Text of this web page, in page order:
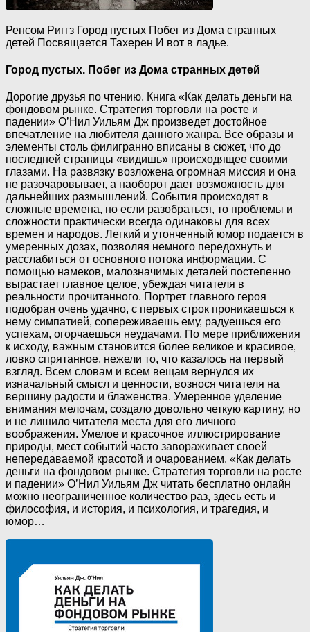
Ренсом Риггз Город пустых Побег из Дома странных
детей Посвящается Тахерен И вот в ладье.
Город пустых. Побег из Дома странных детей
Дорогие друзья по чтению. Книга «Как делать деньги на
фондовом рынке. Стратегия торговли на росте и
падении» О’Нил Уильям Дж произведет достойное
впечатление на любителя данного жанра. Все образы и
элементы столь филигранно вписаны в сюжет, что до
последней страницы «видишь» происходящее своими
глазами. На развязку возложена огромная миссия и она
не разочаровывает, а наоборот дает возможность для
дальнейших размышлений. События происходят в
сложные времена, но если разобраться, то проблемы и
сложности практически всегда одинаковы для всех
времен и народов. Легкий и утонченный юмор подается в
умеренных дозах, позволяя немного передохнуть и
расслабиться от основного потока информации. С
помощью намеков, малозначимых деталей постепенно
вырастает главное целое, убеждая читателя в
реальности прочитанного. Портрет главного героя
подобран очень удачно, с первых строк проникаешься к
нему симпатией, сопереживаешь ему, радуешься его
успехам, огорчаешься неудачами. По мере приближения
к исходу, важным становится более великое и красивое,
ловко спрятанное, нежели то, что казалось на первый
взгляд. Всем словам и всем вещам вернулся их
изначальный смысл и ценности, вознося читателя на
вершину радости и блаженства. Умеренное уделение
внимания мелочам, создало довольно четкую картину, но
и не лишило читателя места для его личного
воображения. Умелое и красочное иллюстрирование
природы, мест событий часто завораживает своей
непередаваемой красотой и очарованием. «Как делать
деньги на фондовом рынке. Стратегия торговли на росте
и падении» О’Нил Уильям Дж читать бесплатно онлайн
можно неограниченное количество раз, здесь есть и
философия, и история, и психология, и трагедия, и
юмор…